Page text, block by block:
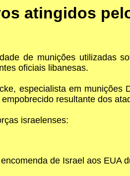
atingidos
de munições utilizadas
oficiais libanesas.
especialista em
resultante dos
israelenses:
de Israel aos